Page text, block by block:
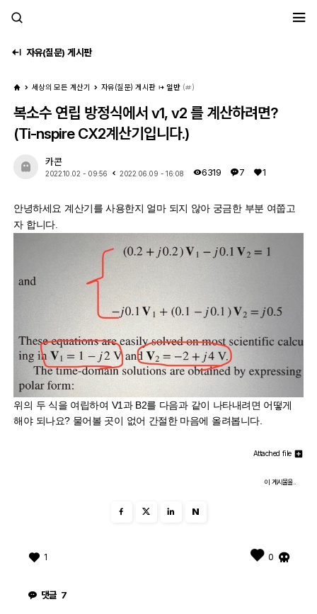
자유(질문) 게시판
세상의 모든 계산기 자유(질문) 게시판 일반 ( )
복소수 연립 방정식에서 v1, v2 를 계산하려면?
(Ti-nspire CX2계산기입니다.)
카콘
2022.10.02 - 09:56 2022.06.09 - 16:08 6319 7 1
안녕하세요 계산기를 사용한지 얼마 되지 않아 궁금한 부분 여쭙고
자 합니다.
위의 두 식을 여립하여 V1과 B2를 다음과 같이 나타내려면 어떻게
해야 되나요? 물어볼 곳이 없어 간절한 마음에 올려봅니다.
Attached file
이 게시물을..
N
1 0
댓글 7